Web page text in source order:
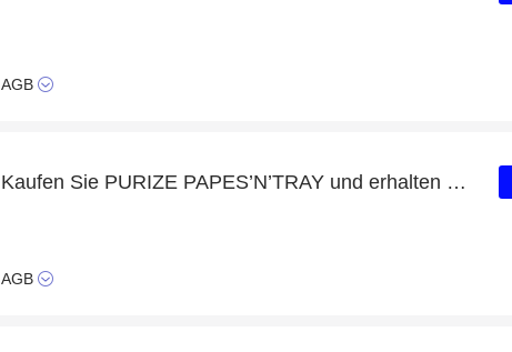
AGB
Kaufen Sie PURIZE PAPES’N’TRAY und erhalten Sie bis zu 46% Rabatt
AGB